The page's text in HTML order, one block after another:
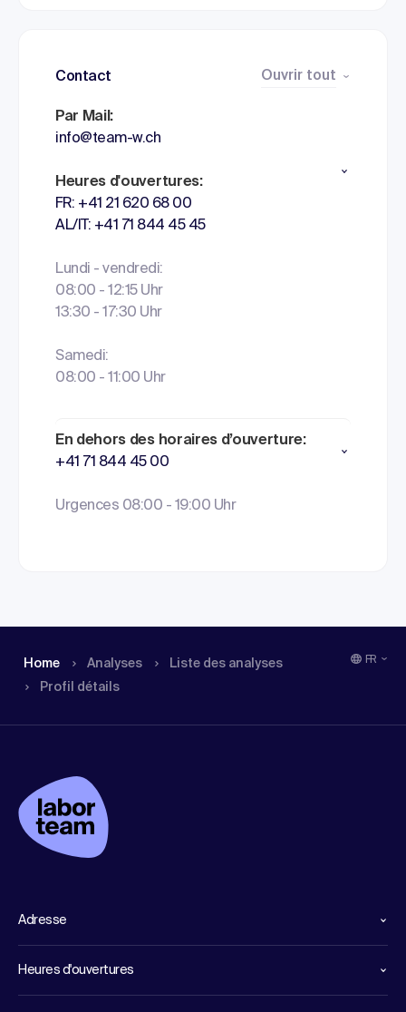
Contact Ouvrir tout
Par Mail:
info@team-w.ch
Heures d'ouvertures:
FR: +41 21 620 68 00
AL/IT: +41 71 844 45 45
Lundi - vendredi:
08:00 - 12:15 Uhr
13:30 - 17:30 Uhr
Samedi:
08:00 - 11:00 Uhr
En dehors des horaires d’ouverture:
+41 71 844 45 00
Urgences 08:00 - 19:00 Uhr
Home Analyses
Liste des analyses
Profil détails
FR
Adresse
Heures d'ouvertures